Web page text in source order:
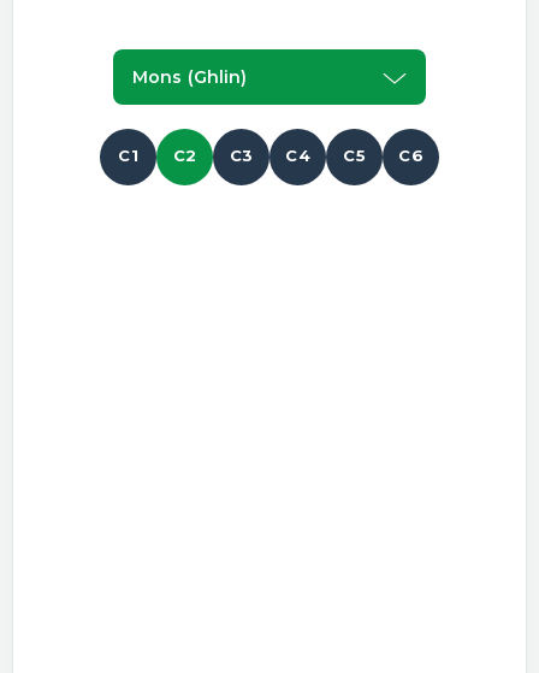
Mons (ghlin)
C1 C2 C3 C4 C5 C6